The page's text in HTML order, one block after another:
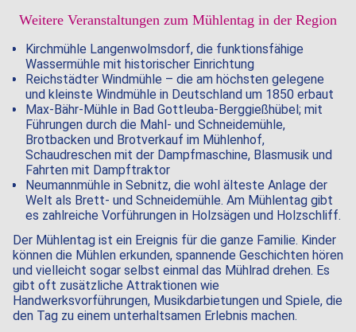
Weitere Veranstaltungen zum Mühlentag in der Region
Kirchmühle Langenwolmsdorf, die funktionsfähige
Wassermühle mit historischer Einrichtung
Reichstädter Windmühle – die am höchsten gelegene
und kleinste Windmühle in Deutschland um 1850 erbaut
Max-Bähr-Mühle in Bad Gottleuba-Berggießhübel; mit
Führungen durch die Mahl- und Schneidemühle,
Brotbacken und Brotverkauf im Mühlenhof,
Schaudreschen mit der Dampfmaschine, Blasmusik und
Fahrten mit Dampftraktor
Neumannmühle in Sebnitz, die wohl älteste Anlage der
Welt als Brett- und Schneidemühle. Am Mühlentag gibt
es zahlreiche Vorführungen in Holzsägen und Holzschliff.
Der Mühlentag ist ein Ereignis für die ganze Familie. Kinder
können die Mühlen erkunden, spannende Geschichten hören
und vielleicht sogar selbst einmal das Mühlrad drehen. Es
gibt oft zusätzliche Attraktionen wie
Handwerksvorführungen, Musikdarbietungen und Spiele, die
den Tag zu einem unterhaltsamen Erlebnis machen.